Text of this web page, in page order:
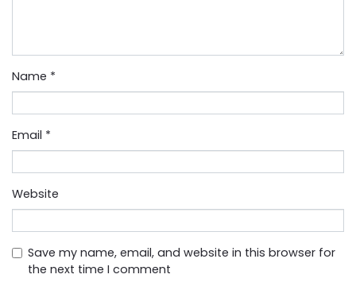
Name *
Email *
Website
Save my name, email, and website in this browser for
the next time I comment